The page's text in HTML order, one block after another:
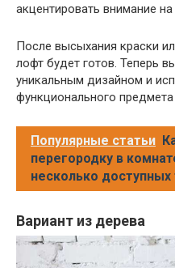
акцентировать внимание
После высыхания краски
лофт будет готов. Теперь
уникальным дизайном и
функционального
Популярные статьи
перегородку в
несколько доступных
Вариант из дерева